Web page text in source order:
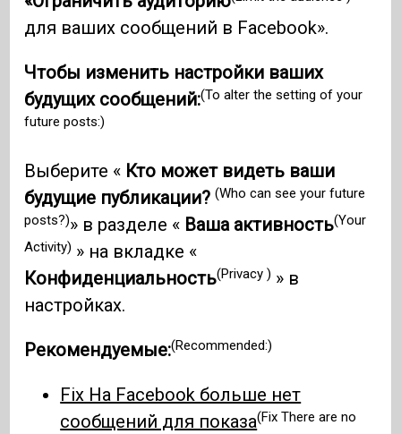
для ваших сообщений в Facebook».
Чтобы изменить настройки ваших
будущих сообщений:(To alter the setting of your
future posts:)
Выберите « Кто может видеть ваши
будущие публикации?(Who can see your future
posts?)» в разделе « Ваша активность(Your
Activity) » на вкладке «
Конфиденциальность(Privacy ) » в
настройках.
Рекомендуемые:(Recommended:)
Fix На Facebook больше нет
сообщений для показа(Fix There are no